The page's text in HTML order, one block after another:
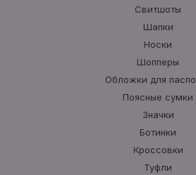
Свитшоты
Шапки
Носки
Шопперы
Обложки для
Поясные сумки
Значки
Ботинки
Кроссовки
Туфли